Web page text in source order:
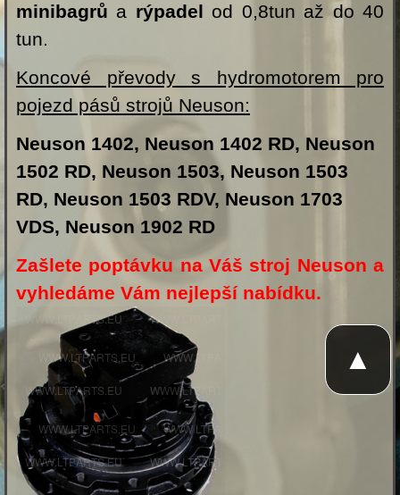
minibagrů a rýpadel od 0,8tun až do 40
tun.
Koncové převody s hydromotorem pro
pojezd pásů strojů Neuson:
Neuson 1402, Neuson 1402 RD, Neuson
1502 RD, Neuson 1503, Neuson 1503
RD, Neuson 1503 RDV, Neuson 1703
VDS, Neuson 1902 RD
Zašlete poptávku na Váš stroj Neuson a
vyhledáme Vám nejlepší nabídku.
▲